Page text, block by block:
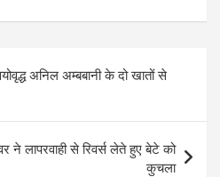
अनिल अम्बबानी के दो खातों से
लापरवाही से रिवर्स लेते हुए बेटे को
कुचला